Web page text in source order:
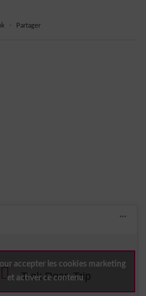
· Partager
Trek Rose Trip
accepter les cookies marketing
et activer ce contenu